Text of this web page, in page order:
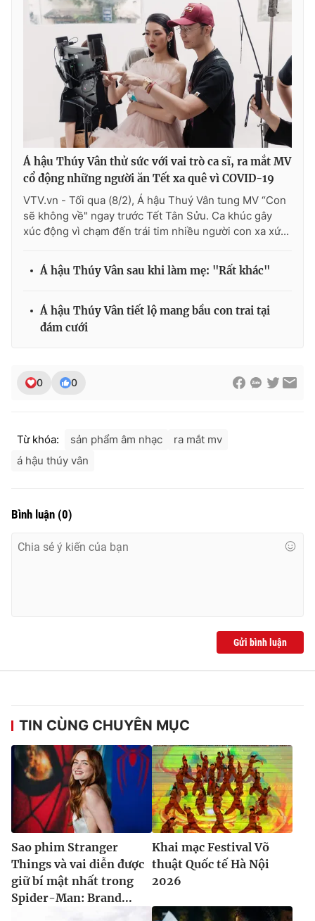
THỜI BÁO VTV
Theo dõi báo trên
Cơ quan chủ quản:Đài Truyền hình Việt Nam
Cơ quan báo chí:Thời báo VTV
Giấy phép hoạt động báo in và báo điện tử số 483/GP-BTTTT
cấp ngày 29/12/2023
Phó Tổng Biên tập:Nguyễn Thị Mỹ Hạnh, Phạm Quốc Thắng,
Tổng đài VTV:
024.38 355 931 - 024.38 355 932
Ðiện thoại Thời báo VTV:
Á hậu Thúy Vân thử sức với vai trò ca sĩ, ra mắt MV
cổ động những người ăn Tết xa quê vì COVID-19
VTV.vn - Tối qua (8/2), Á hậu Thuý Vân tung MV “Con
sẽ không về" ngay trước Tết Tân Sửu. Ca khúc gây
xúc động vì chạm đến trái tim nhiều người con xa xứ...
Á hậu Thúy Vân sau khi làm mẹ: "Rất khác"
Á hậu Thúy Vân tiết lộ mang bầu con trai tại
đám cưới
0 0
Từ khóa: sản phẩm âm nhạc
ra mắt mv
á hậu thúy vân
Bình luận (0)
Gửi bình luận
TIN CÙNG CHUYÊN MỤC
Sao phim Stranger
Things và vai diễn được
giữ bí mật nhất trong
Spider-Man: Brand...
Khai mạc Festival Võ
thuật Quốc tế Hà Nội
2026